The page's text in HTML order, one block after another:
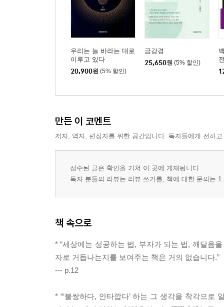
우리는 늘 바라는 대로
이루고 있다
20,900원 (5% 할인)
금강경
25,650원 (5% 할인)
만든 이 코멘트
저자, 역자, 편집자를 위한 공간입니다. 독자들에게 전하
접수된 글은 확인을 거쳐 이 곳에 게재됩니다.
독자 분들의 리뷰는 리뷰 쓰기를, 책에 대한 문의는
책 속으로
* “세상에는 성공하는 법, 부자가 되는 법, 깨달음
자로 거듭나는지를 보여주는 책은 거의 없습니다.”
--- p.12
* “‘불쌍하다, 안타깝다’ 하는 그 생각을 착각으